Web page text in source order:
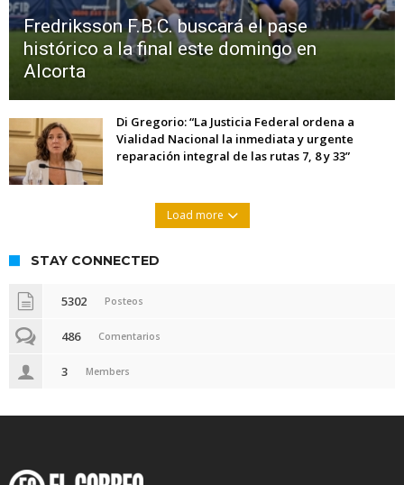
Fredriksson F.B.C. buscará el pase
histórico a la final este domingo en
Alcorta
Di Gregorio: “La Justicia Federal ordena a
Vialidad Nacional la inmediata y urgente
reparación integral de las rutas 7, 8 y 33”
Load more
STAY CONNECTED
5302 Posteos
486 Comentarios
3 Members